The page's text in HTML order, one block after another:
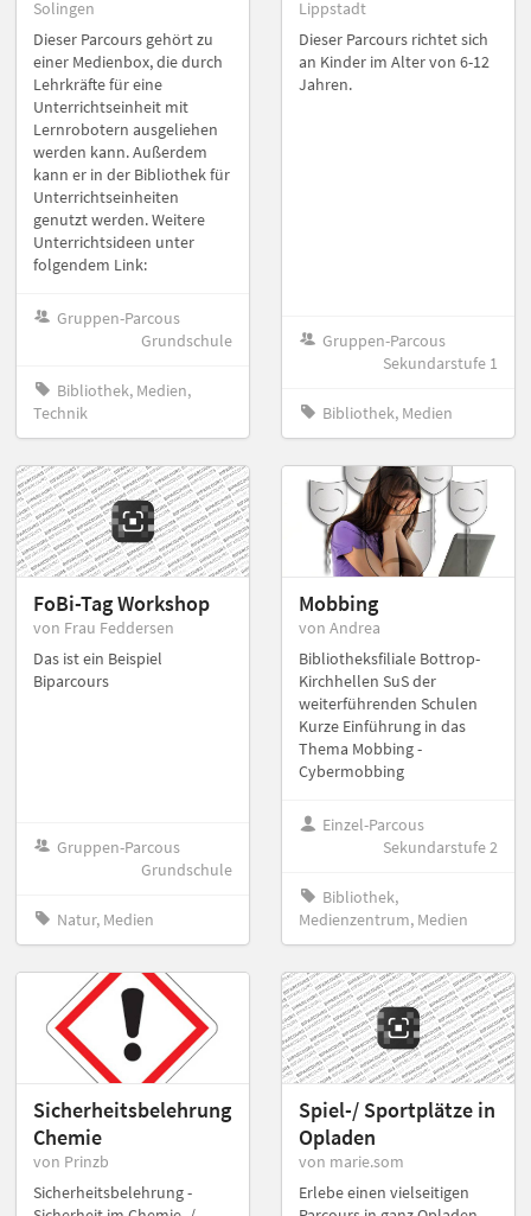
Solingen
Dieser Parcours gehört zu
einer Medienbox, die durch
Lehrkräfte für eine
Unterrichtseinheit mit
Lernrobotern ausgeliehen
werden kann. Außerdem
kann er in der Bibliothek für
Unterrichtseinheiten
genutzt werden. Weitere
Unterrichtsideen unter
folgendem Link:
Gruppen-Parcous
Grundschule
Bibliothek, Medien,
Technik
Lippstadt
Dieser Parcours richtet sich
an Kinder im Alter von 6-12
Jahren.
Gruppen-Parcous
Sekundarstufe 1
Bibliothek, Medien
FoBi-Tag Workshop
von Frau Feddersen
Das ist ein Beispiel
Biparcours
Gruppen-Parcous
Grundschule
Natur, Medien
Mobbing
von Andrea
Bibliotheksfiliale Bottrop-
Kirchhellen SuS der
weiterführenden Schulen
Kurze Einführung in das
Thema Mobbing -
Cybermobbing
Einzel-Parcous
Sekundarstufe 2
Bibliothek,
Medienzentrum, Medien
Sicherheitsbelehrung
Chemie
von Prinzb
Sicherheitsbelehrung -
Spiel-/ Sportplätze in
Opladen
von marie.som
Erlebe einen vielseitigen